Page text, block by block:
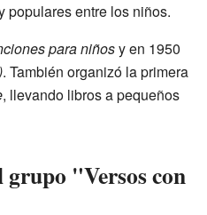
populares entre los niños.
para niñosy en 1950
. También organizó la primera
, llevando libros a pequeños
"Versos con